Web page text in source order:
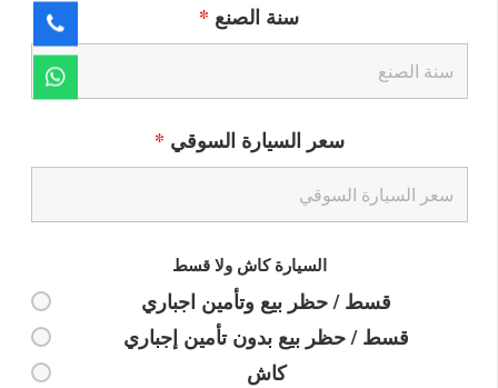
سنة الصنع *
سعر السيارة السوقي *
السيارة كاش ولا قسط
قسط / حظر بيع وتأمين اجباري
قسط / حظر بيع بدون تأمين إجباري
كاش